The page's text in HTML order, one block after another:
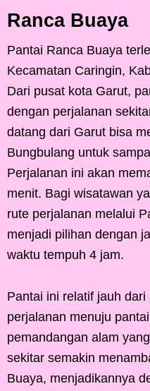
Ranca Buaya
Pantai Ranca Buaya
Kecamatan Caringin,
Dari pusat kota Garut,
dengan perjalanan
datang dari Garut bisa
Bungbulang untuk
Perjalanan ini akan
menit. Bagi wisatawan
rute perjalanan melalui
menjadi pilihan dengan
waktu tempuh 4 jam.
Pantai ini relatif jauh
perjalanan menuju
pemandangan alam
sekitar semakin
Buaya, menjadikannya